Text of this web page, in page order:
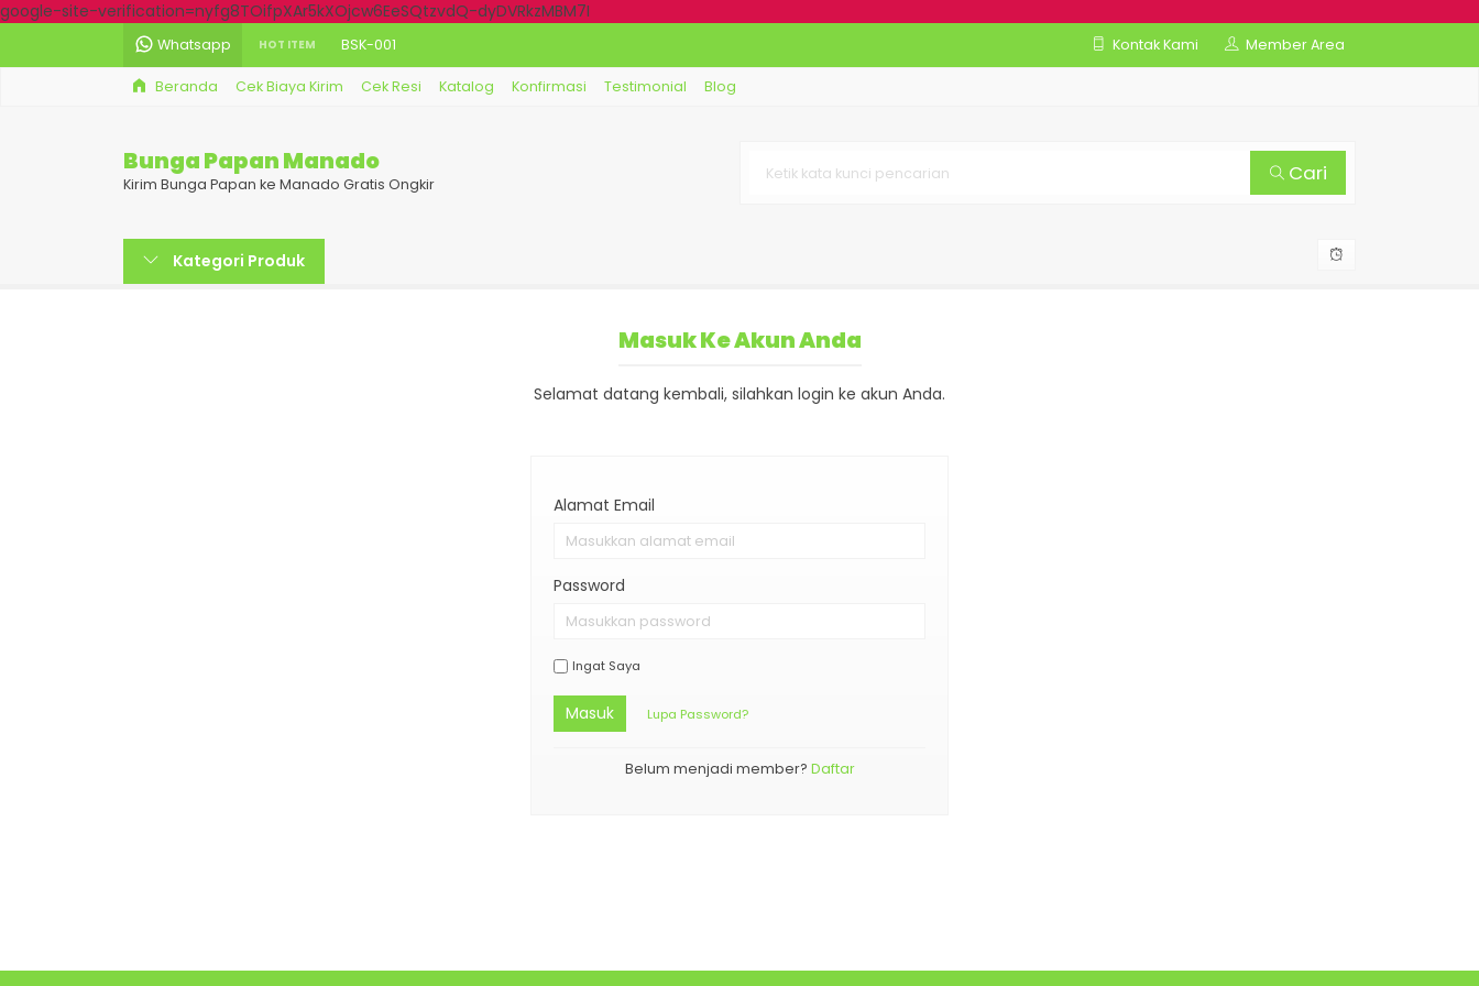
google-site-verification=nyfg8TOifpXAr5kXOjcw6EeSQtzvdQ-dyDVRkzMBM7I
Whatsapp HOT ITEM BSK-001
BDK-022
BDK-012
Kontak Kami Member Area
Beranda Cek Biaya Kirim Cek Resi Katalog Konfirmasi Testimonial Blog
Bunga Papan Manado
Kirim Bunga Papan ke Manado Gratis Ongkir Cari
Kategori Produk
Masuk Ke Akun Anda
Selamat datang kembali, silahkan login ke akun Anda.
Alamat Email
Password
Ingat Saya
Masuk Lupa Password?
Belum menjadi member? Daftar